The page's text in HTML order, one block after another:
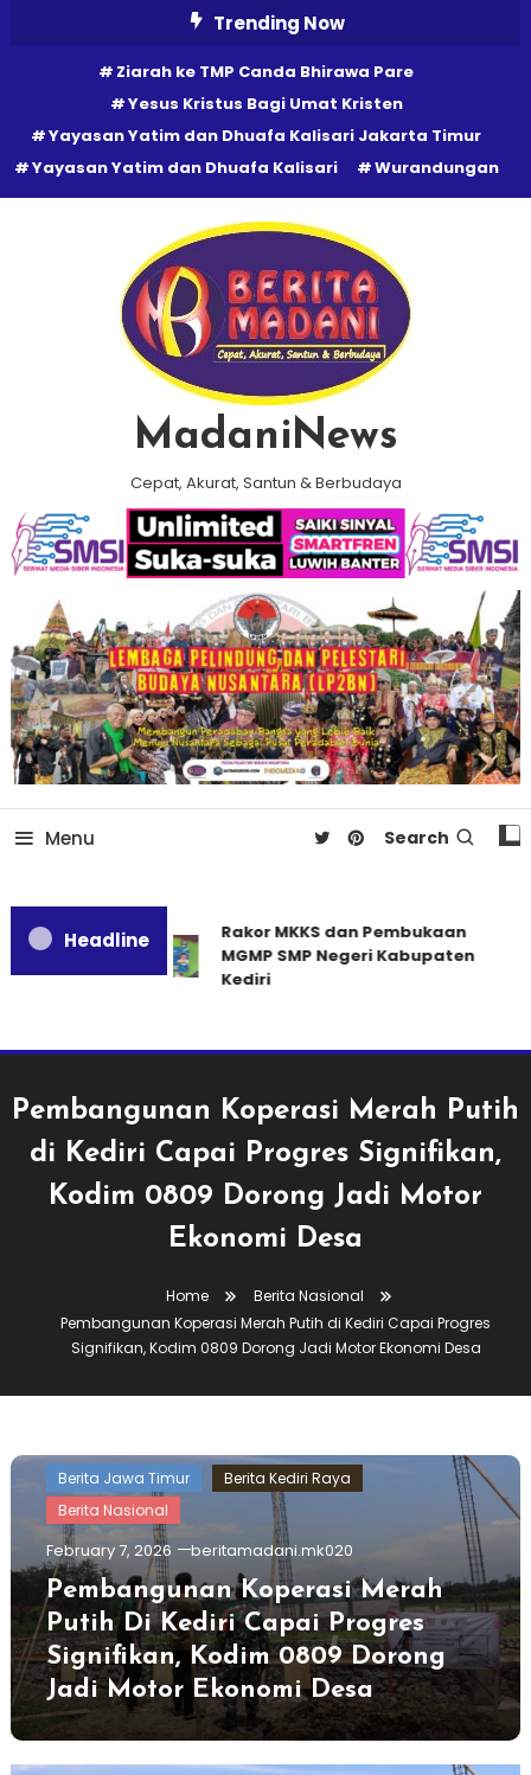
Trending Now
Ziarah ke TMP Canda Bhirawa Pare
Yesus Kristus Bagi Umat Kristen
Yayasan Yatim dan Dhuafa Kalisari Jakarta Timur
Yayasan Yatim dan Dhuafa Kalisari
Wurandungan
MadaniNews
Cepat, Akurat, Santun & Berbudaya
Menu Search
Headline
Rakor MKKS dan Pembukaan
MGMP SMP Negeri Kabupaten
Kediri
Pembangunan Koperasi Merah Putih
di Kediri Capai Progres Signifikan,
Kodim 0809 Dorong Jadi Motor
Ekonomi Desa
Home
Berita Nasional
Pembangunan Koperasi Merah Putih di Kediri Capai Progres
Signifikan, Kodim 0809 Dorong Jadi Motor Ekonomi Desa
Berita Jawa Timur
Berita Kediri Raya
Berita Nasional
February 7, 2026 beritamadani.mk020
Pembangunan Koperasi Merah
Putih Di Kediri Capai Progres
Signifikan, Kodim 0809 Dorong
Jadi Motor Ekonomi Desa